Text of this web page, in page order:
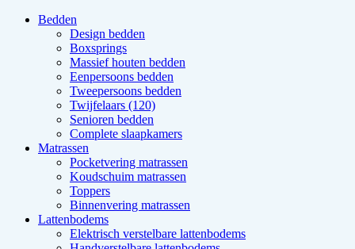
Bedden
Design bedden
Boxsprings
Massief houten bedden
Eenpersoons bedden
Tweepersoons bedden
Twijfelaars (120)
Senioren bedden
Complete slaapkamers
Matrassen
Pocketvering matrassen
Koudschuim matrassen
Toppers
Binnenvering matrassen
Lattenbodems
Elektrisch verstelbare lattenbodems